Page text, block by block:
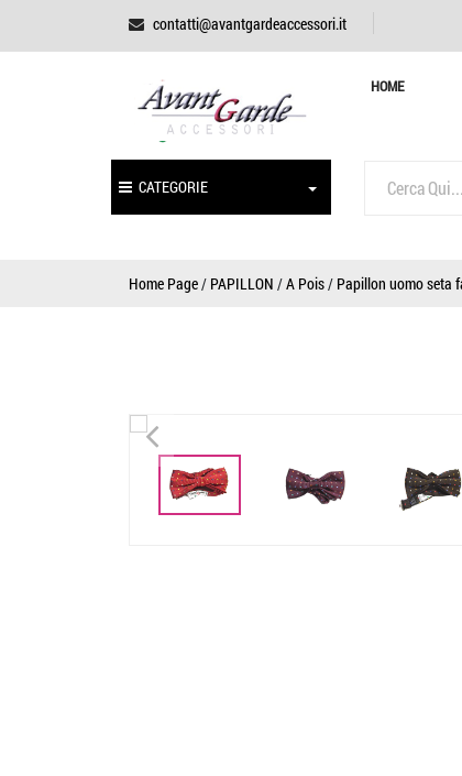
contatti@avantgardeaccessori.it
HOME
CATEGORIE
Home Page/ PAPILLON /A Pois/ Papillon uomo seta
<